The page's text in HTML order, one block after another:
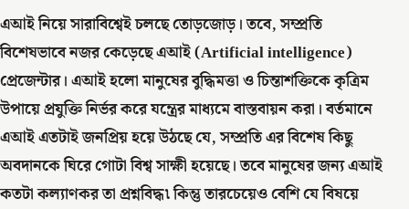
এআই নিয়ে সারাবিশ্বেই চলছে তোড়জোড়। তবে, সম্প্রতি
বিশেষভাবে নজর কেড়েছে এআই (Artificial intelligence)
প্রেজেন্টার। এআই হলো মানুষের বুদ্ধিমত্তা ও চিন্তাশক্তিকে কৃত্রিম
উপায়ে প্রযুক্তি নির্ভর করে যন্ত্রের মাধ্যমে বাস্তবায়ন করা। বর্তমানে
এআই এতটাই জনপ্রিয় হয়ে উঠছে যে, সম্প্রতি এর বিশেষ কিছু
অবদানকে ঘিরে গোটা বিশ্ব সাক্ষী হয়েছে। তবে মানুষের জন্য এআই
কতটা কল্যাণকর তা প্রশ্নবিদ্ধ৷ কিন্তু তারচেয়েও বেশি যে বিষয়ে